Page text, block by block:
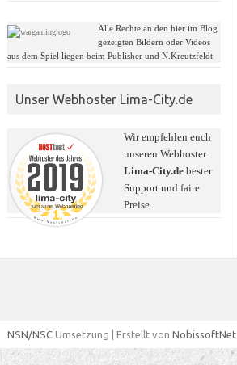
Alle Rechte an den hier im Blog
gezeigten Bildern oder Videos
aus dem Spiel liegen beim Publisher und N.Kreutzfeldt
Unser Webhoster Lima-City.de
Wir empfehlen euch
unseren Webhoster
Lima-City.debester
Support und faire
Preise.
NSN/NSC Umsetzung | Erstellt von NobissoftNet